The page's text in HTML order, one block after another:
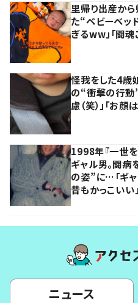
里帰り出産か
た“ベビーベッ
ぎるww」「闘
怪我をした4歳
の“衝撃の行
慮（笑）」「お
1998年『一世
ギャル男。闘
の姿”に…「ギャ
昔もかっこいい
ニュース